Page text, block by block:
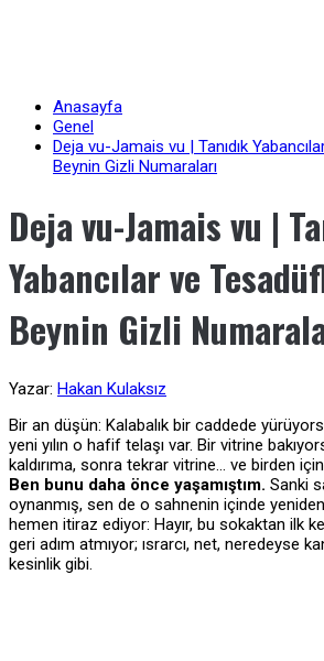
Anasayfa
Genel
Deja vu-Jamais vu | Tanıdık
Beynin Gizli Numaraları
Deja vu-Jamais vu |
Yabancılar ve
Beynin Gizli
Yazar: Hakan Kulaksız
Bir an düşün: Kalabalık bir caddede
yeni yılın o hafif telaşı var. Bir vitrine
kaldırıma, sonra tekrar vitrine… ve birden
Ben bunu daha önce yaşamıştım. Sanki
oynanmış, sen de o sahnenin içinde
hemen itiraz ediyor: Hayır, bu sokaktan ilk
geri adım atmıyor; ısrarcı, net, neredeyse
kesinlik gibi.